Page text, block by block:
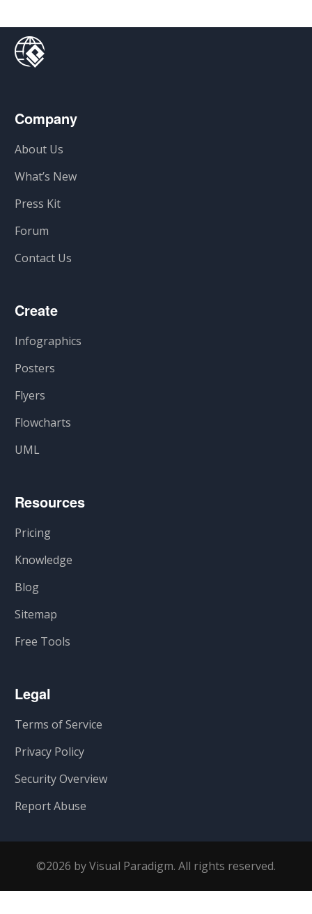
Company
About Us
What’s New
Press Kit
Forum
Contact Us
Create
Infographics
Posters
Flyers
Flowcharts
UML
Resources
Pricing
Knowledge
Blog
Sitemap
Free Tools
Legal
Terms of Service
Privacy Policy
Security Overview
Report Abuse
©2026 by Visual Paradigm. All rights reserved.